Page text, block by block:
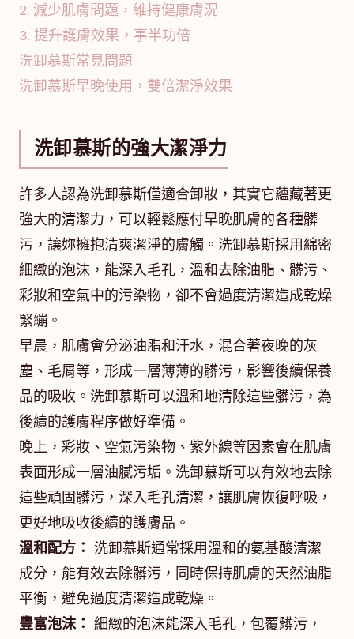
2. 減少肌膚問題，維持健康膚況
3. 提升護膚效果，事半功倍
洗卸慕斯常見問題
洗卸慕斯早晚使用，雙倍潔淨效果
洗卸慕斯的強大潔淨力
許多人認為洗卸慕斯僅適合卸妝，其實它蘊藏著更
強大的清潔力，可以輕鬆應付早晚肌膚的各種髒
污，讓妳擁抱清爽潔淨的膚觸。洗卸慕斯採用綿密
細緻的泡沫，能深入毛孔，溫和去除油脂、髒污、
彩妝和空氣中的污染物，卻不會過度清潔造成乾燥
緊繃。
早晨，肌膚會分泌油脂和汗水，混合著夜晚的灰
塵、毛屑等，形成一層薄薄的髒污，影響後續保養
品的吸收。洗卸慕斯可以溫和地清除這些髒污，為
後續的護膚程序做好準備。
晚上，彩妝、空氣污染物、紫外線等因素會在肌膚
表面形成一層油膩污垢。洗卸慕斯可以有效地去除
這些頑固髒污，深入毛孔清潔，讓肌膚恢復呼吸，
更好地吸收後續的護膚品。
溫和配方： 洗卸慕斯通常採用溫和的氨基酸清潔
成分，能有效去除髒污，同時保持肌膚的天然油脂
平衡，避免過度清潔造成乾燥。
豐富泡沫： 細緻的泡沫能深入毛孔，包覆髒污，